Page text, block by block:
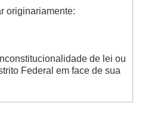
originariamente:
de lei ou
Federal em face de sua